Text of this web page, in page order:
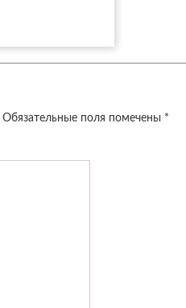
Обязательные поля помечены *